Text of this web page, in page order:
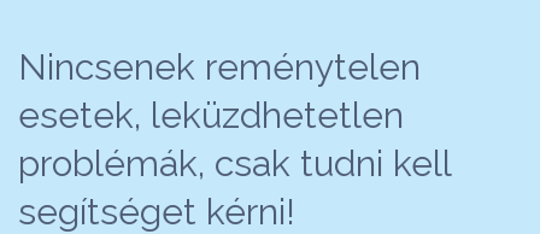
Nincsenek reménytelen
esetek, leküzdhetetlen
problémák, csak tudni kell
segítséget kérni!